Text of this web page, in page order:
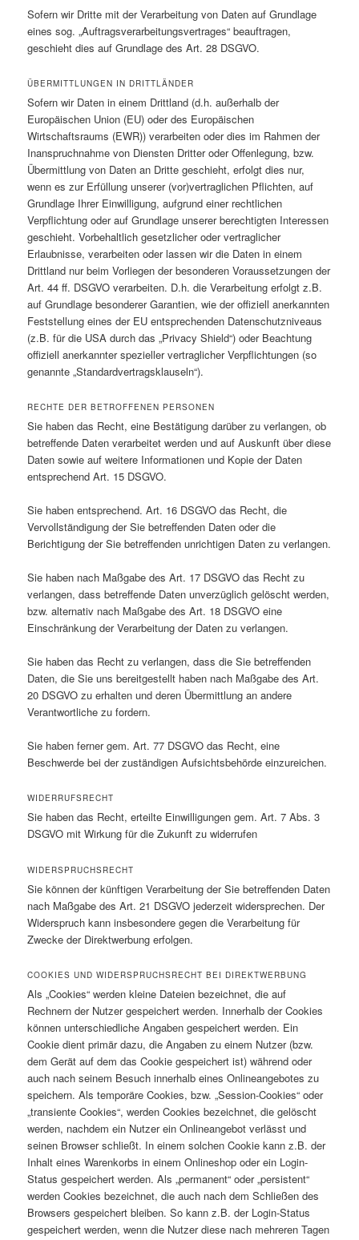
Sofern wir Dritte mit der Verarbeitung von Daten auf Grundlage
eines sog. „Auftragsverarbeitungsvertrages“ beauftragen,
geschieht dies auf Grundlage des Art. 28 DSGVO.
ÜBERMITTLUNGEN IN DRITTLÄNDER
Sofern wir Daten in einem Drittland (d.h. außerhalb der
Europäischen Union (EU) oder des Europäischen
Wirtschaftsraums (EWR)) verarbeiten oder dies im Rahmen der
Inanspruchnahme von Diensten Dritter oder Offenlegung, bzw.
Übermittlung von Daten an Dritte geschieht, erfolgt dies nur,
wenn es zur Erfüllung unserer (vor)vertraglichen Pflichten, auf
Grundlage Ihrer Einwilligung, aufgrund einer rechtlichen
Verpflichtung oder auf Grundlage unserer berechtigten Interessen
geschieht. Vorbehaltlich gesetzlicher oder vertraglicher
Erlaubnisse, verarbeiten oder lassen wir die Daten in einem
Drittland nur beim Vorliegen der besonderen Voraussetzungen der
Art. 44 ff. DSGVO verarbeiten. D.h. die Verarbeitung erfolgt z.B.
auf Grundlage besonderer Garantien, wie der offiziell anerkannten
Feststellung eines der EU entsprechenden Datenschutzniveaus
(z.B. für die USA durch das „Privacy Shield“) oder Beachtung
offiziell anerkannter spezieller vertraglicher Verpflichtungen (so
genannte „Standardvertragsklauseln“).
RECHTE DER BETROFFENEN PERSONEN
Sie haben das Recht, eine Bestätigung darüber zu verlangen, ob
betreffende Daten verarbeitet werden und auf Auskunft über diese
Daten sowie auf weitere Informationen und Kopie der Daten
entsprechend Art. 15 DSGVO.
Sie haben entsprechend. Art. 16 DSGVO das Recht, die
Vervollständigung der Sie betreffenden Daten oder die
Berichtigung der Sie betreffenden unrichtigen Daten zu verlangen.
Sie haben nach Maßgabe des Art. 17 DSGVO das Recht zu
verlangen, dass betreffende Daten unverzüglich gelöscht werden,
bzw. alternativ nach Maßgabe des Art. 18 DSGVO eine
Einschränkung der Verarbeitung der Daten zu verlangen.
Sie haben das Recht zu verlangen, dass die Sie betreffenden
Daten, die Sie uns bereitgestellt haben nach Maßgabe des Art.
20 DSGVO zu erhalten und deren Übermittlung an andere
Verantwortliche zu fordern.
Sie haben ferner gem. Art. 77 DSGVO das Recht, eine
Beschwerde bei der zuständigen Aufsichtsbehörde einzureichen.
WIDERRUFSRECHT
Sie haben das Recht, erteilte Einwilligungen gem. Art. 7 Abs. 3
DSGVO mit Wirkung für die Zukunft zu widerrufen
WIDERSPRUCHSRECHT
Sie können der künftigen Verarbeitung der Sie betreffenden Daten
nach Maßgabe des Art. 21 DSGVO jederzeit widersprechen. Der
Widerspruch kann insbesondere gegen die Verarbeitung für
Zwecke der Direktwerbung erfolgen.
COOKIES UND WIDERSPRUCHSRECHT BEI DIREKTWERBUNG
Als „Cookies“ werden kleine Dateien bezeichnet, die auf
Rechnern der Nutzer gespeichert werden. Innerhalb der Cookies
können unterschiedliche Angaben gespeichert werden. Ein
Cookie dient primär dazu, die Angaben zu einem Nutzer (bzw.
dem Gerät auf dem das Cookie gespeichert ist) während oder
auch nach seinem Besuch innerhalb eines Onlineangebotes zu
speichern. Als temporäre Cookies, bzw. „Session-Cookies“ oder
„transiente Cookies“, werden Cookies bezeichnet, die gelöscht
werden, nachdem ein Nutzer ein Onlineangebot verlässt und
seinen Browser schließt. In einem solchen Cookie kann z.B. der
Inhalt eines Warenkorbs in einem Onlineshop oder ein Login-
Status gespeichert werden. Als „permanent“ oder „persistent“
werden Cookies bezeichnet, die auch nach dem Schließen des
Browsers gespeichert bleiben. So kann z.B. der Login-Status
gespeichert werden, wenn die Nutzer diese nach mehreren Tagen